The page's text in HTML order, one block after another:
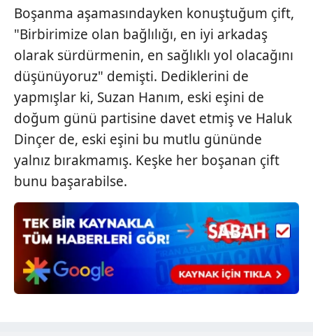
gösterilmeyecektir."
Sizlere daha iyi bir hizmet sunabilmek için İnternet
Sitemizde kendimize ve üçüncü kişilere ait çerezler
kullanılmaktadır. Bu çerezler vasıtasıyla çeşitli kişisel
verileriniz işlenmekte olup gerekli olan çerezler bilgi
toplumu hizmetlerinin sunulması amacıyla
kullanılmaktadır. Diğer çerezler, sitemizin daha işlevsel
kılınması ve kişiselleştirilmesi ve sizlere yönelik
reklam/pazarlama faaliyetlerinin yapılması, amaçlarıyla
sınırlı olarak açık rızanız dahilinde kullanılacaktır.
Çerezlere ilişkin tercihlerinizi aşağıda yer alan panel
vasıtasıyla belirleyebilirsiniz. Çerezlere ilişkin detaylı bilgi
için Ayarlar butonuna tıklayabilir,
Çerez Bilgilendirme
Metnimiziziyaret edebilirsiniz.
6698 sayılı Kişisel Verilerin Korunması Kanunu uyarınca
Boşanma aşamasındayken konuştuğum çift,
"Birbirimize olan bağlılığı, en iyi arkadaş
olarak sürdürmenin, en sağlıklı yol olacağını
düşünüyoruz" demişti. Dediklerini de
yapmışlar ki, Suzan Hanım, eski eşini de
doğum günü partisine davet etmiş ve Haluk
Dinçer de, eski eşini bu mutlu gününde
yalnız bırakmamış. Keşke her boşanan çift
bunu başarabilse.